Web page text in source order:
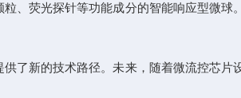
荧光探针等功能成分的智能响应型微球
新的技术路径。未来，随着微流控芯片